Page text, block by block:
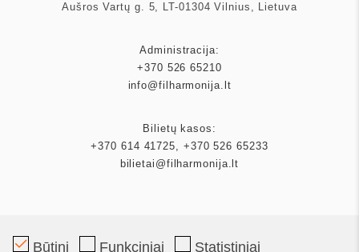
Aušros Vartų g. 5, LT-01304 Vilnius, Lietuva
Administracija:
+370 526 65210
info@filharmonija.lt
Bilietų kasos:
+370 614 41725, +370 526 65233
bilietai@filharmonija.lt
Būtini Funkciniai Statistiniai